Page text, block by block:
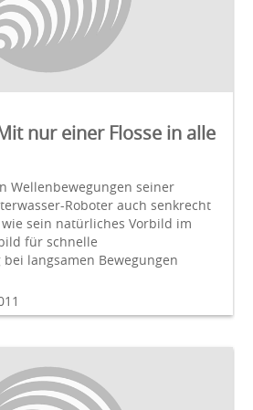
nur einer Flosse in alle
Wellenbewegungen seiner
Roboter auch senkrecht
sein natürliches Vorbild im
für schnelle
langsamen Bewegungen